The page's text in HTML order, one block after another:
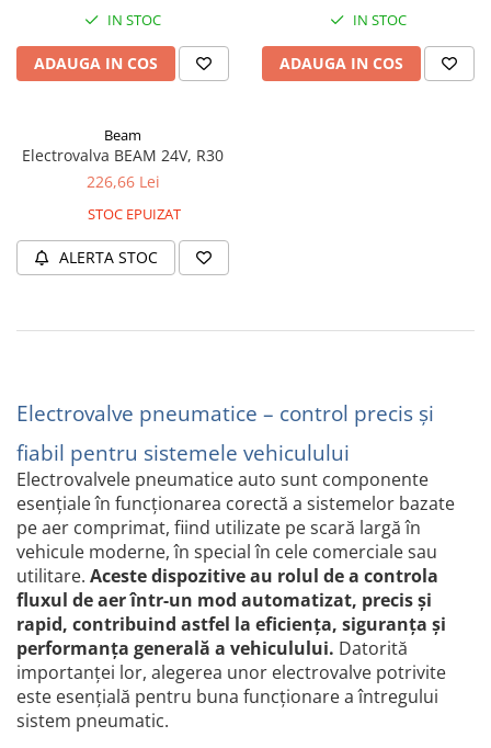
Scania RPG
Volvo FH 2 Euro 4
Volvo FH 3 Euro 5
Volvo FH 4 Euro 6
Volvo Model FM
Lumini, Becuri, Proiectoare
Bare LED (LED Bar) off-road, auto
Becuri Halogen Auto
Becuri Led Auto
Becuri Xenon Auto
Seturi de Becuri Auto
Faruri Camioane, Utilaje &
Tractoare
Lampi de ceata
Lampi Gabarit LED
Lampi gabarit auto si remorci
Lampi gabarit cu brat auto si
remorci
Lampi interior, Plafoniere
IN STOC
ADAUGA IN COS
IN STOC
ADAUGA IN COS
Beam
Electrovalva BEAM 24V, R30
226,66 Lei
STOC EPUIZAT
ALERTA STOC
Electrovalve pneumatice – control precis și
fiabil pentru sistemele vehiculului
Electrovalvele pneumatice auto sunt componente
esențiale în funcționarea corectă a sistemelor bazate
pe aer comprimat, fiind utilizate pe scară largă în
vehicule moderne, în special în cele comerciale sau
utilitare. Aceste dispozitive au rolul de a controla
fluxul de aer într-un mod automatizat, precis și
rapid, contribuind astfel la eficiența, siguranța și
performanța generală a vehiculului. Datorită
importanței lor, alegerea unor electrovalve potrivite
este esențială pentru buna funcționare a întregului
sistem pneumatic.